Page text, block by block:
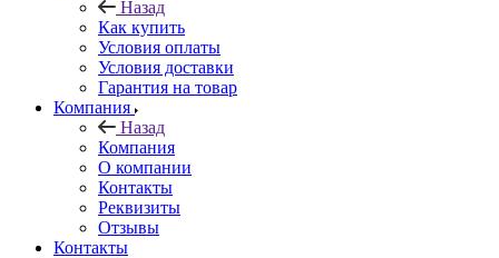
Назад
Как купить
Условия оплаты
Условия доставки
Гарантия на товар
Компания
Назад
Компания
О компании
Контакты
Реквизиты
Отзывы
Контакты